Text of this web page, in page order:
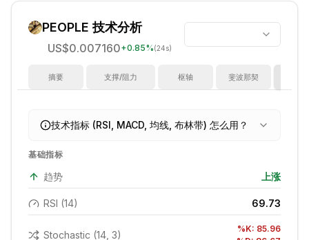
PEOPLE 技术分析
US$0.007160+0.85%(24s)
摘要 支撑/阻力 枢轴 斐波那契
技术指标 (RSI, MACD, 均线, 布林带) 怎么用？
基础指标
趋势 上涨
RSI (14) 69.73
Stochastic (14, 3)
%K: 85.96